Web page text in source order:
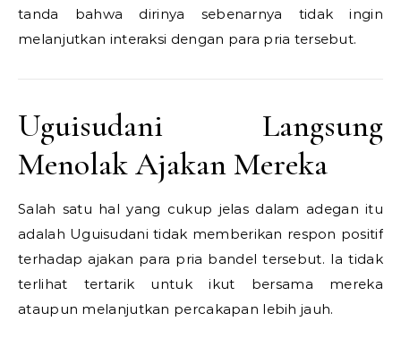
tanda bahwa dirinya sebenarnya tidak ingin
melanjutkan interaksi dengan para pria tersebut.
Uguisudani Langsung
Menolak Ajakan Mereka
Salah satu hal yang cukup jelas dalam adegan itu
adalah Uguisudani tidak memberikan respon positif
terhadap ajakan para pria bandel tersebut. Ia tidak
terlihat tertarik untuk ikut bersama mereka
ataupun melanjutkan percakapan lebih jauh.